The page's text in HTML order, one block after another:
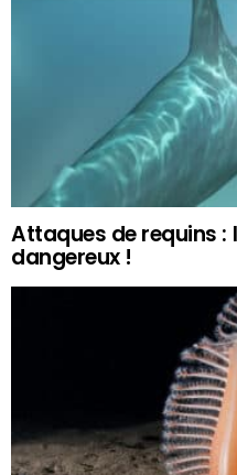
Attaques de requins :
dangereux !